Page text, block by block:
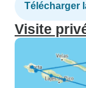
Télécharger
Visite